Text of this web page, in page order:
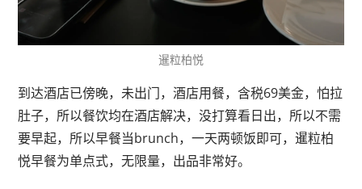
暹粒柏悦
到达酒店已傍晚，未出门，酒店用餐，含税69美金，怕拉
肚子，所以餐饮均在酒店解决，没打算看日出，所以不需
要早起，所以早餐当brunch，一天两顿饭即可，暹粒柏
悦早餐为单点式，无限量，出品非常好。